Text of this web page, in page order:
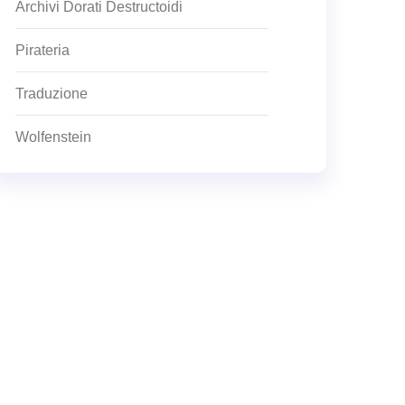
Archivi Dorati Destructoidi
Pirateria
Traduzione
Wolfenstein